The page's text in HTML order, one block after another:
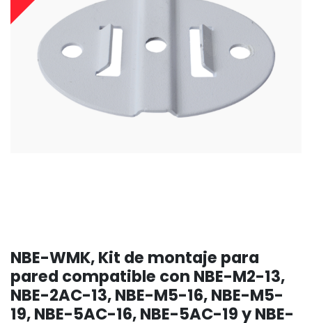
NBE-WMK, Kit de montaje para
pared compatible con NBE-M2-13,
NBE-2AC-13, NBE-M5-16, NBE-M5-
19, NBE-5AC-16, NBE-5AC-19 y NBE-